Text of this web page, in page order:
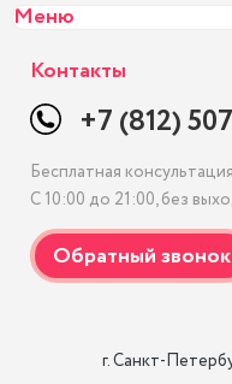
Меню
Контакты
+7 (812)
Бесплатная консультация
С 10:00 до 21:00, без